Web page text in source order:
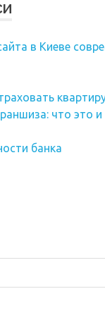
в Киеве
что это
банка